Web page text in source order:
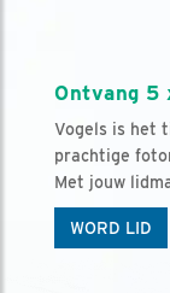
Ontvang 5
Vogels is het
prachtige
Met jouw
WORD LID